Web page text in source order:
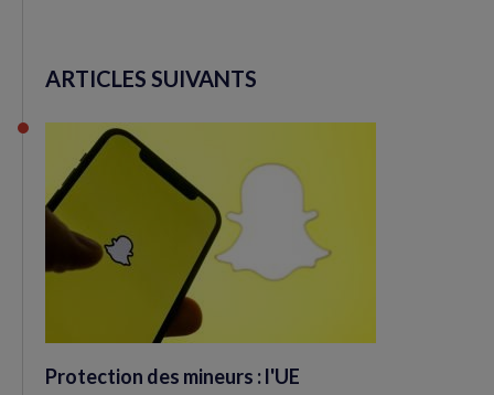
ARTICLES SUIVANTS
Protection des mineurs : l'UE